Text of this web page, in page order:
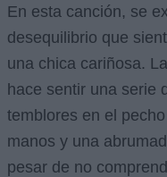
En esta canción, se
desequilibrio que
una chica cariñosa.
hace sentir una serie
temblores en el
manos y una
pesar de no